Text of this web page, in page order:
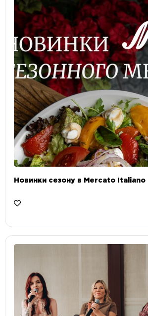
Новинки сезону в Mercato Italiano